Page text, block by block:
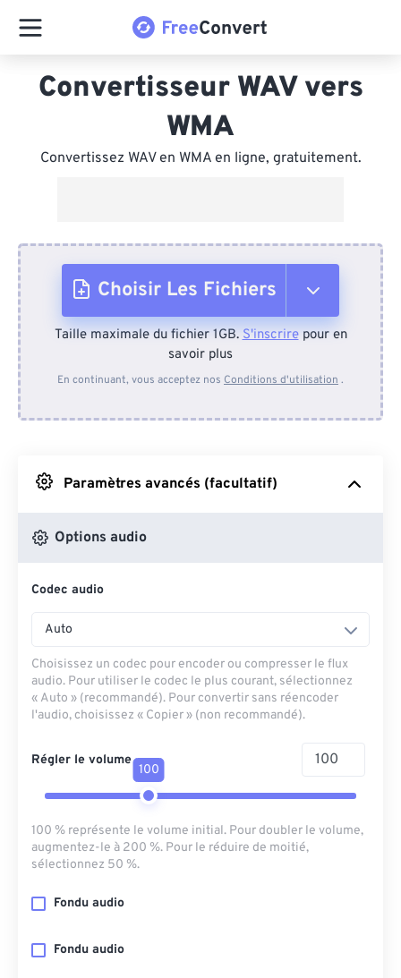
Convertisseur WAV vers
WMA
Convertissez WAV en WMA en ligne, gratuitement.
Choisir Les Fichiers
Depuis l'appareil
Depuis Google Drive
Depuis OneDrive
Taille maximale du fichier 1GB.S'inscrirepour en
savoir plus
En continuant, vous acceptez nos Conditions d'utilisation .
Paramètres avancés (facultatif)
Options audio
Codec audio
Auto
Choisissez un codec pour encoder ou compresser le flux
audio. Pour utiliser le codec le plus courant, sélectionnez
« Auto » (recommandé). Pour convertir sans réencoder
l'audio, choisissez « Copier » (non recommandé).
Régler le volume
100
100 % représente le volume initial. Pour doubler le volume,
augmentez-le à 200 %. Pour le réduire de moitié,
sélectionnez 50 %.
Fondu audio
Fondu audio